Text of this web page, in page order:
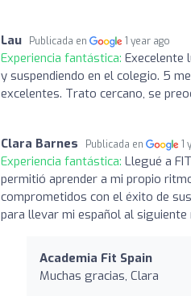
Lau Publicada en 1 year ago
Experiencia fantástica: Execelente
y suspendiendo en el colegio. 5
excelentes. Trato cercano, se
Clara Barnes Publicada en 1
Experiencia fantástica: Llegué a
permitió aprender a mi propio
comprometidos con el éxito de
para llevar mi español al siguiente
Academia Fit Spain
Muchas gracias, Clara